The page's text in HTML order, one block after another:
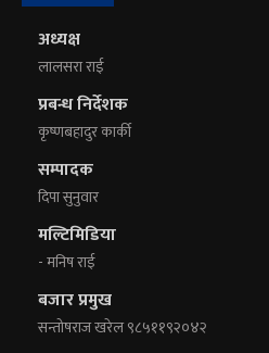
अध्यक्ष
लालसरा राई
प्रबन्ध निर्देशक
कृष्णबहादुर कार्की
सम्पादक
दिपा सुनुवार
मल्टिमिडिया
- मनिष राई
बजार प्रमुख
सन्तोषराज खरेल ९८५११९२०४२